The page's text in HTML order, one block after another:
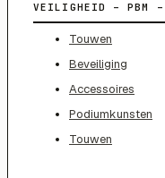
VEILIGHEID – PBM –
Touwen
Beveiliging
Accessoires
Podiumkunsten
Touwen